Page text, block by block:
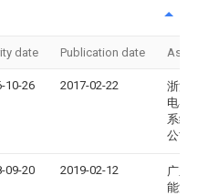
date Publication date
10-26 2017-02-22
浙江
电器
系统
公司
09-20 2019-02-12
广东
能源